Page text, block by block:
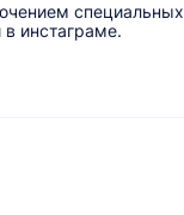
специальных
инстаграме.